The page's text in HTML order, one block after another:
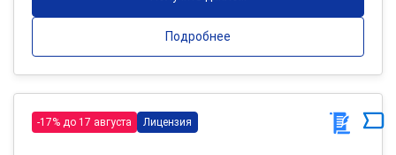
Подробнее
-17% до 17 августа Лицензия